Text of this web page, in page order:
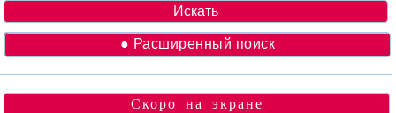
● Расширенный поиск
Скоро на экране